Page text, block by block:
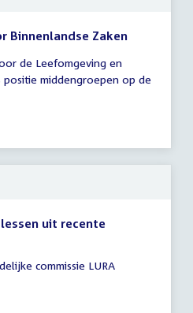
Binnenlandse Zaken
de Leefomgeving en
positie middengroepen op de
uit recente
commissie LURA